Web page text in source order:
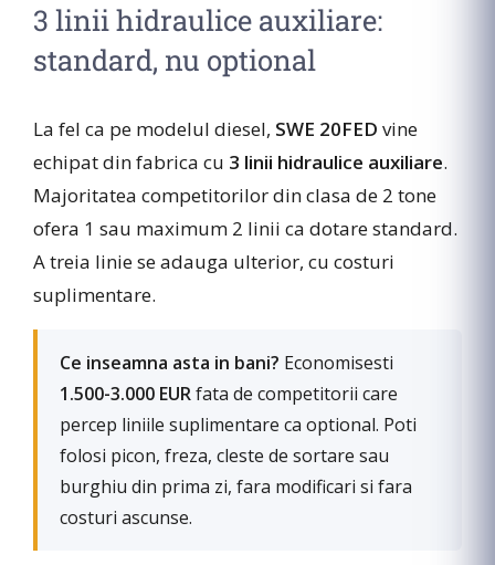
3 linii hidraulice auxiliare:
standard, nu optional
La fel ca pe modelul diesel, SWE 20FED vine
echipat din fabrica cu 3 linii hidraulice auxiliare.
Majoritatea competitorilor din clasa de 2 tone
ofera 1 sau maximum 2 linii ca dotare standard.
A treia linie se adauga ulterior, cu costuri
suplimentare.
Ce inseamna asta in bani? Economisesti
1.500-3.000 EURfata de competitorii care
percep liniile suplimentare ca optional. Poti
folosi picon, freza, cleste de sortare sau
burghiu din prima zi, fara modificari si fara
costuri ascunse.